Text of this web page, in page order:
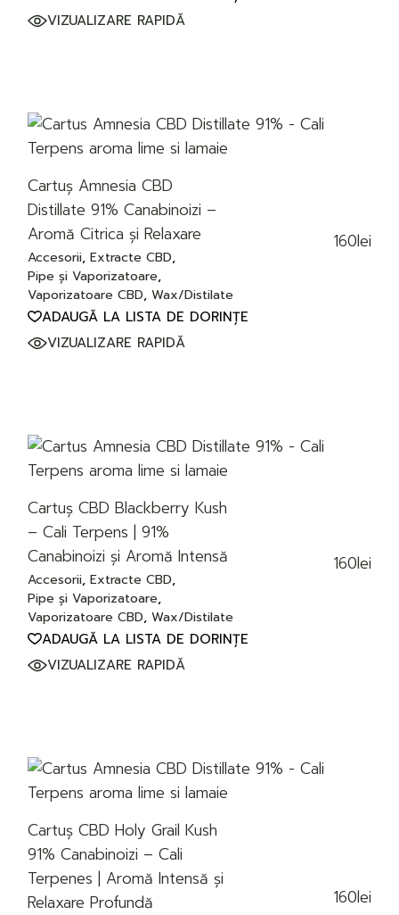
VIZUALIZARE RAPIDĂ
Cartuș Amnesia CBD
Distillate 91% Canabinoizi –
Aromă Citrica și Relaxare
Accesorii Extracte CBD
Pipe și Vaporizatoare
Vaporizatoare CBD Wax/Distilate
160lei
ADAUGĂ LA LISTA DE DORINȚE
VIZUALIZARE RAPIDĂ
Cartuș CBD Blackberry Kush
– Cali Terpens | 91%
Canabinoizi și Aromă Intensă
Accesorii Extracte CBD
Pipe și Vaporizatoare
Vaporizatoare CBD Wax/Distilate
160lei
ADAUGĂ LA LISTA DE DORINȚE
VIZUALIZARE RAPIDĂ
Cartuș CBD Holy Grail Kush
91% Canabinoizi – Cali
Terpenes | Aromă Intensă și
Relaxare Profundă
160lei